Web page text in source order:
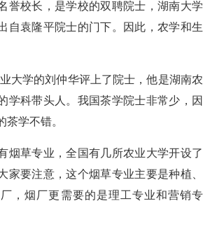
誉校长，是学校的双聘院士，湖南大学
自袁隆平院士的门下。因此，农学和生
大学的刘仲华评上了院士，他是湖南农
学科带头人。我国茶学院士非常少，因
茶学不错。
烟草专业，全国有几所农业大学开设了
家要注意，这个烟草专业主要是种植、
，烟厂更需要的是理工专业和营销专